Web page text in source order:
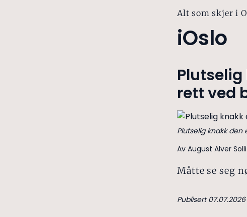
Alt som skjer i
iOslo
rett ved
Plutselig knakk den
Av August Alver
Måtte se seg
Publisert 07.07.2026